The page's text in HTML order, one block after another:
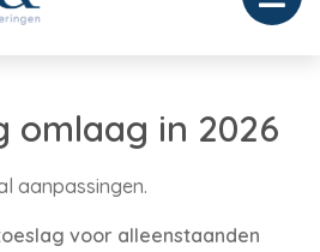
omlaag in 2026
aanpassingen.
voor alleenstaanden